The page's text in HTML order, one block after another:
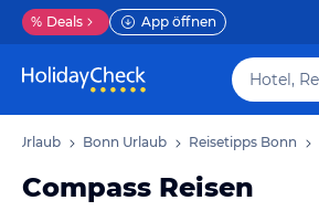
% Deals App öffnen
Urlaub Bonn Urlaub Reisetipps Bonn
Compass Reisen